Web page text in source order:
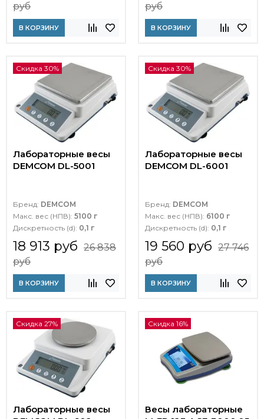
руб
В КОРЗИНУ
руб
В КОРЗИНУ
Скидка 30%
Лабораторные весы
DEMCOM DL-5001
Бренд: DEMCOM
Макс. вес (НПВ): 5100 г
Дискретность (d): 0,1 г
18 913 руб 26 838
руб
В КОРЗИНУ
Скидка 30%
Лабораторные весы
DEMCOM DL-6001
Бренд: DEMCOM
Макс. вес (НПВ): 6100 г
Дискретность (d): 0,1 г
19 560 руб 27 746
руб
В КОРЗИНУ
Скидка 27%
Лабораторные весы
Скидка 16%
Весы лабораторные